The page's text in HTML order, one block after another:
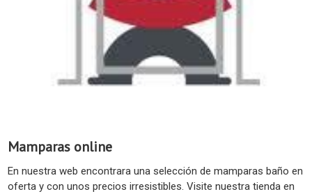
Mamparas online
En nuestra web encontrara una selección de mamparas baño en
oferta y con unos precios irresistibles. Visite nuestra tienda en